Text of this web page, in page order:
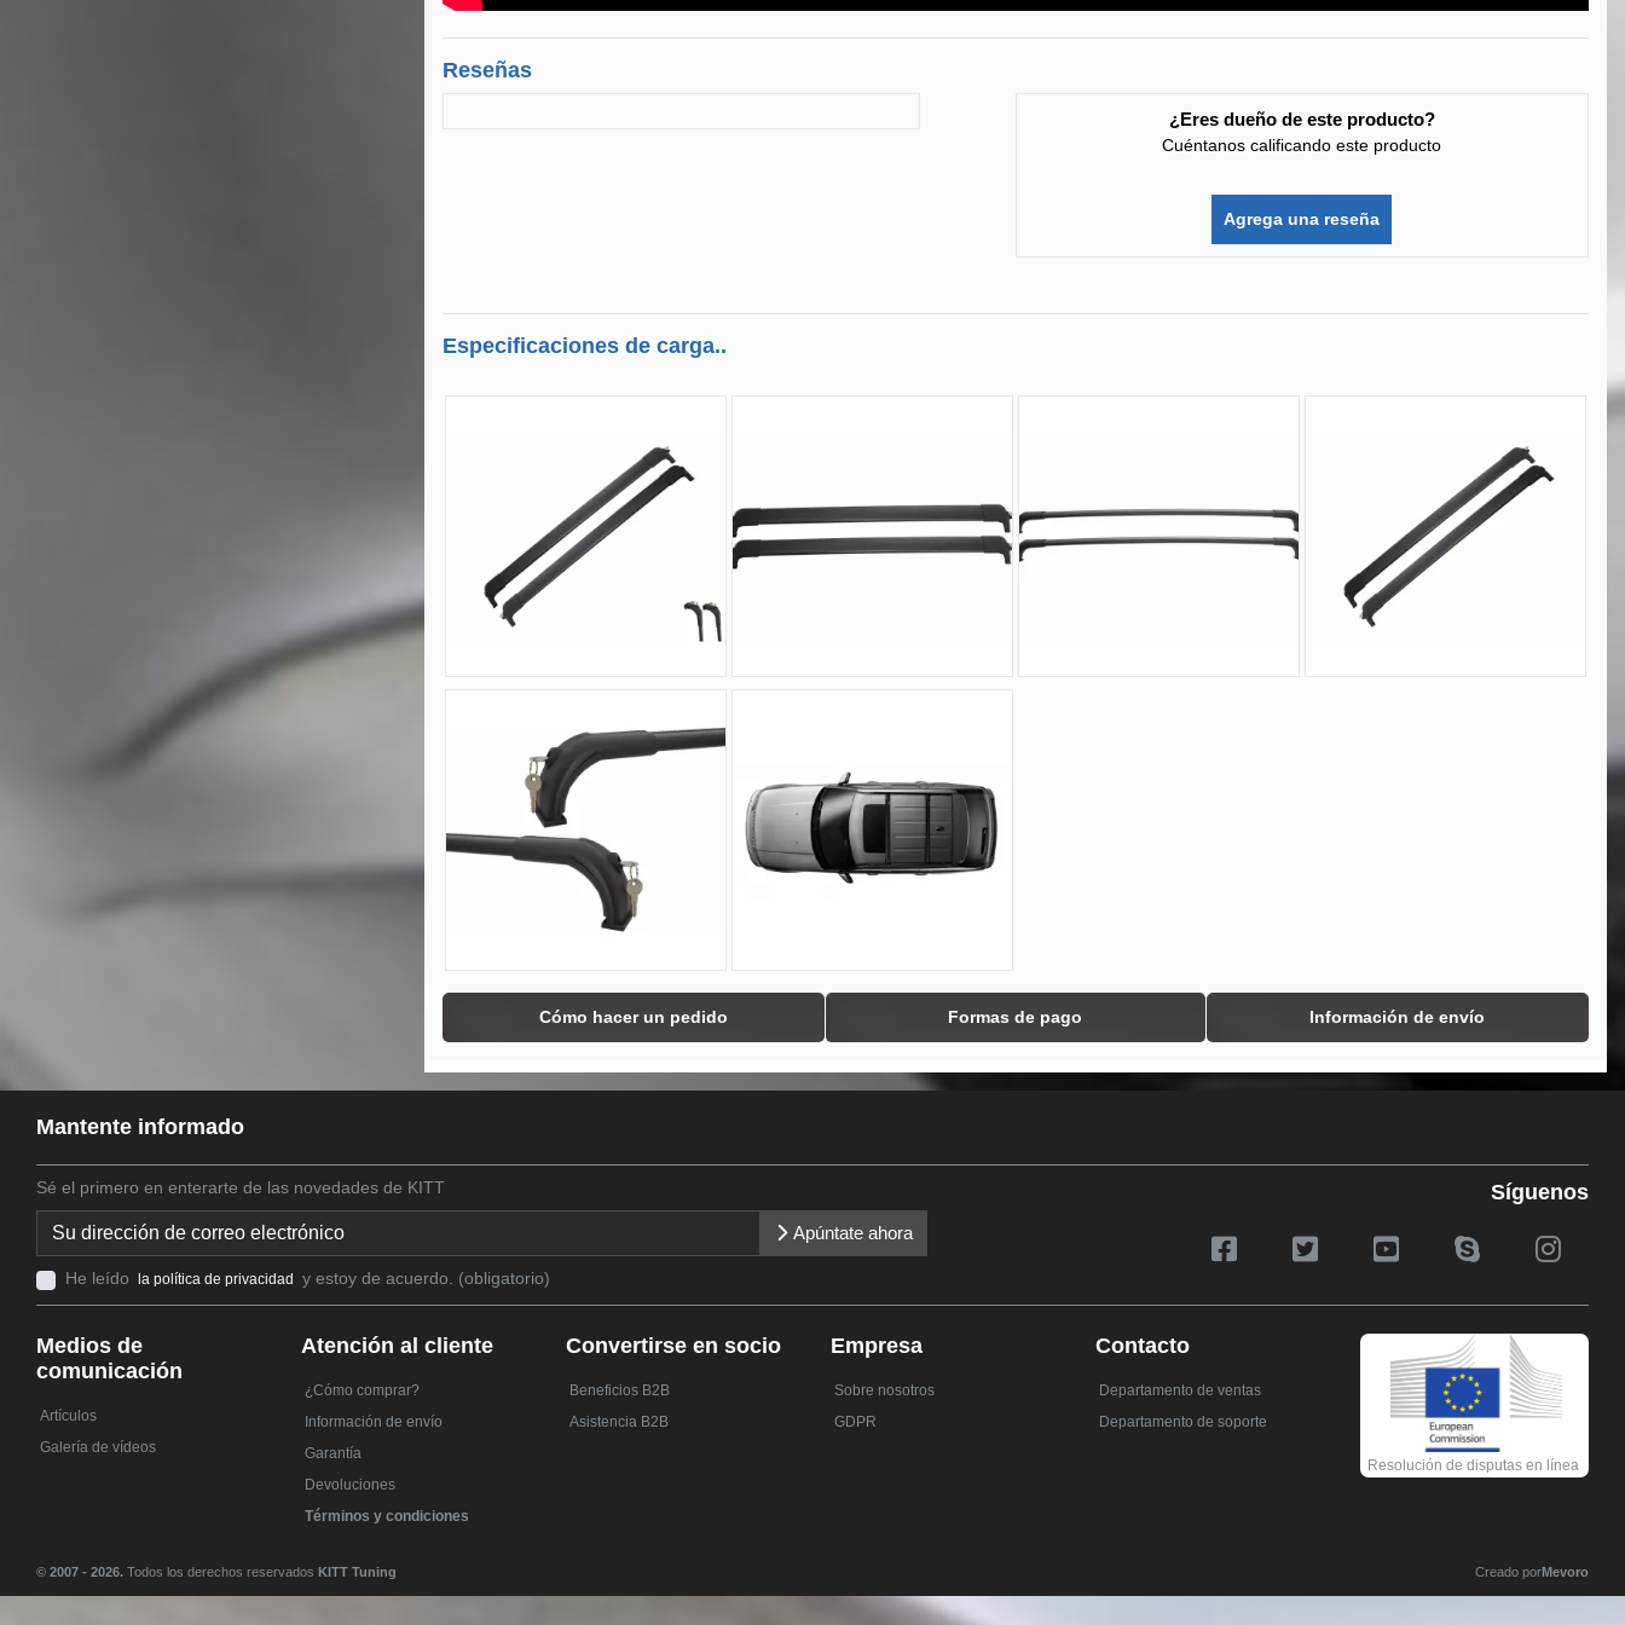
Reseñas
¿Eres dueño de este producto?
Cuéntanos calificando este producto
Agrega una reseña
Especificaciones de carga..
Cómo hacer un pedido Formas de pago Información de envío
Mantente informado
Sé el primero en enterarte de las novedades de KITT
Apúntate ahora
He leído la política de privacidad y estoy de acuerdo. (obligatorio)
Síguenos
Medios de
comunicación
Artículos
Galería de vídeos
Atención al cliente
¿Cómo comprar?
Información de envío
Garantía
Devoluciones
Términos y condiciones
Convertirse en socio
Beneficios B2B
Asistencia B2B
Empresa
Sobre nosotros
GDPR
Contacto
Departamento de ventas
Departamento de soporte
Resolución de disputas en línea
Creado porMevoro
© 2007 - 2026. Todos los derechos reservados KITT Tuning